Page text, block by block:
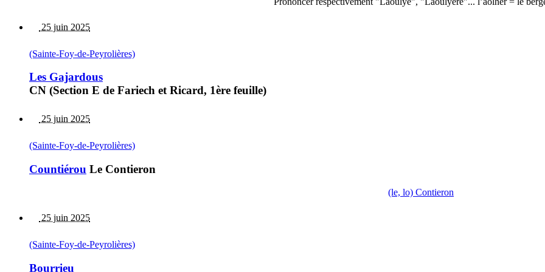
25 juin 2025
(Sainte-Foy-de-Peyrolières)
Les Gajardous
CN (Section E de Fariech et Ricard, 1ère feuille)
25 juin 2025
(Sainte-Foy-de-Peyrolières)
Countiérou Le Contieron
(le, lo) Contieron
25 juin 2025
(Sainte-Foy-de-Peyrolières)
Bourrieu